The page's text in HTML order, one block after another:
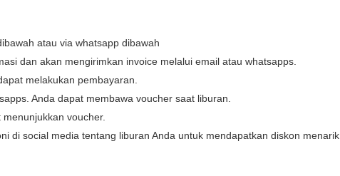
atau via whatsapp dibawah
dan akan mengirimkan invoice melalui email atau whatsapps.
melakukan pembayaran.
Anda dapat membawa voucher saat liburan.
voucher.
di social media tentang liburan Anda untuk mendapatkan diskon menarik.